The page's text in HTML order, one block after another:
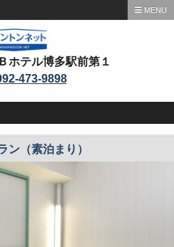
MENU
ホテル博多駅前第１
473-9898
ン（素泊まり）